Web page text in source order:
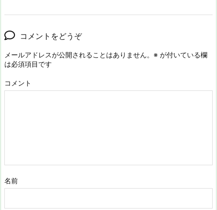
コメントをどうぞ
メールアドレスが公開されることはありません。 ※ が付いている欄
は必須項目です
コメント
名前